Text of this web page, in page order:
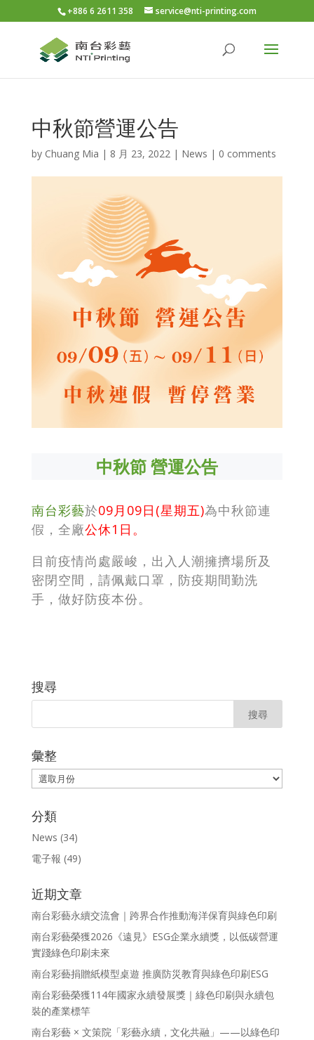
+886 6 2611 358 service@nti-printing.com
中秋節營運公告
by Chuang Mia | 8 月 23, 2022| News | 0 comments
中秋節 營運公告
南台彩藝於09月09日(星期五)為中秋節連
假，全廠公休1 日。
目前疫情尚處嚴峻，出入人潮擁擠場所及
密閉空間，請佩戴口罩，防疫期間勤洗
手，做好防疫本份。
搜尋
彙整
彙
整
分類
News (34)
電子報 (49)
近期文章
南台彩藝永續交流會｜跨界合作推動海洋保育與綠色印刷
南台彩藝榮獲2026《遠見》ESG企業永續獎，以低碳營運
實踐綠色印刷未來
南台彩藝捐贈紙模型桌遊 推廣防災教育與綠色印刷ESG
南台彩藝榮獲114年國家永續發展獎｜綠色印刷與永續包
裝的產業標竿
南台彩藝 × 文策院「彩藝永續，文化共融」——以綠色印